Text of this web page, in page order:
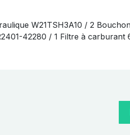
W21TSH3A10 / 2
42280 / 1 Filtre à